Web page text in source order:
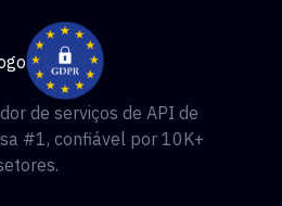
de serviços de API de
#1, confiável por 10K+